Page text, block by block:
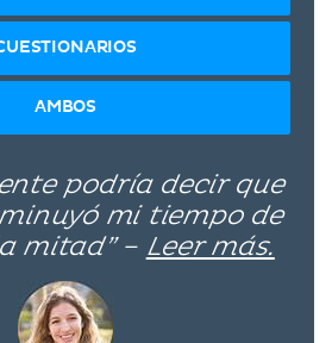
AMBOS
podría decir que
mi tiempo de
mitad” – Leer más.